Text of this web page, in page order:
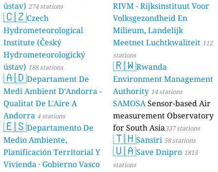
ústav) 274 stations
🇨🇿Czech
Hydrometeorological
Institute (Český
Hydrometeorologický
ústav) 188 stations
🇦🇩Departament De
Medi Ambient D'Andorra -
Qualitat De L'Aire A
Andorra 4 stations
🇪🇸Departamento De
Medio Ambiente,
Planificación Territorial Y
Vivienda · Gobierno Vasco
RIVM - Rijksinstituut Voor
Volksgezondheid En
Milieum, Landelijk
Meetnet Luchtkwaliteit 112
stations
🇷🇼Rwanda
Environment Management
Authority 14 stations
SAMOSASensor-based Air
measurement Observatory
for South Asia337 stations
🇹🇭Sansiri 58 stations
🇺🇦Save Dnipro 1815
stations